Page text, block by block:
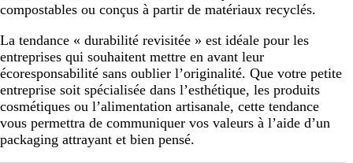
compostables ou conçus à partir de matériaux recyclés.
La tendance « durabilité revisitée » est idéale pour les
entreprises qui souhaitent mettre en avant leur
écoresponsabilité sans oublier l’originalité. Que votre petite
entreprise soit spécialisée dans l’esthétique, les produits
cosmétiques ou l’alimentation artisanale, cette tendance
vous permettra de communiquer vos valeurs à l’aide d’un
packaging attrayant et bien pensé.